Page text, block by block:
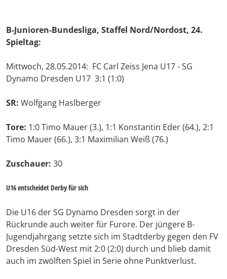
B-Junioren-Bundesliga, Staffel Nord/Nordost, 24.
Spieltag:
Mittwoch, 28.05.2014: FC Carl Zeiss Jena U17 - SG
Dynamo Dresden U17 3:1 (1:0)
SR: Wolfgang Haslberger
Tore: 1:0 Timo Mauer (3.), 1:1 Konstantin Eder (64.), 2:1
Timo Mauer (66.), 3:1 Maximilian Weiß (76.)
Zuschauer: 30
U16 entscheidet Derby für sich
Die U16 der SG Dynamo Dresden sorgt in der
Rückrunde auch weiter für Furore. Der jüngere B-
Jugendjahrgang setzte sich im Stadtderby gegen den FV
Dresden Süd-West mit 2:0 (2:0) durch und blieb damit
auch im zwölften Spiel in Serie ohne Punktverlust.